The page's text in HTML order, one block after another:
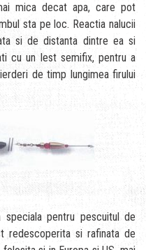
mica decat apa, care pot
sta pe loc. Reactia nalucii
si de distanta dintre ea si
cu un lest semifix, pentru a
de timp lungimea firului
pentru pescuitul de
redescoperita si rafinata de